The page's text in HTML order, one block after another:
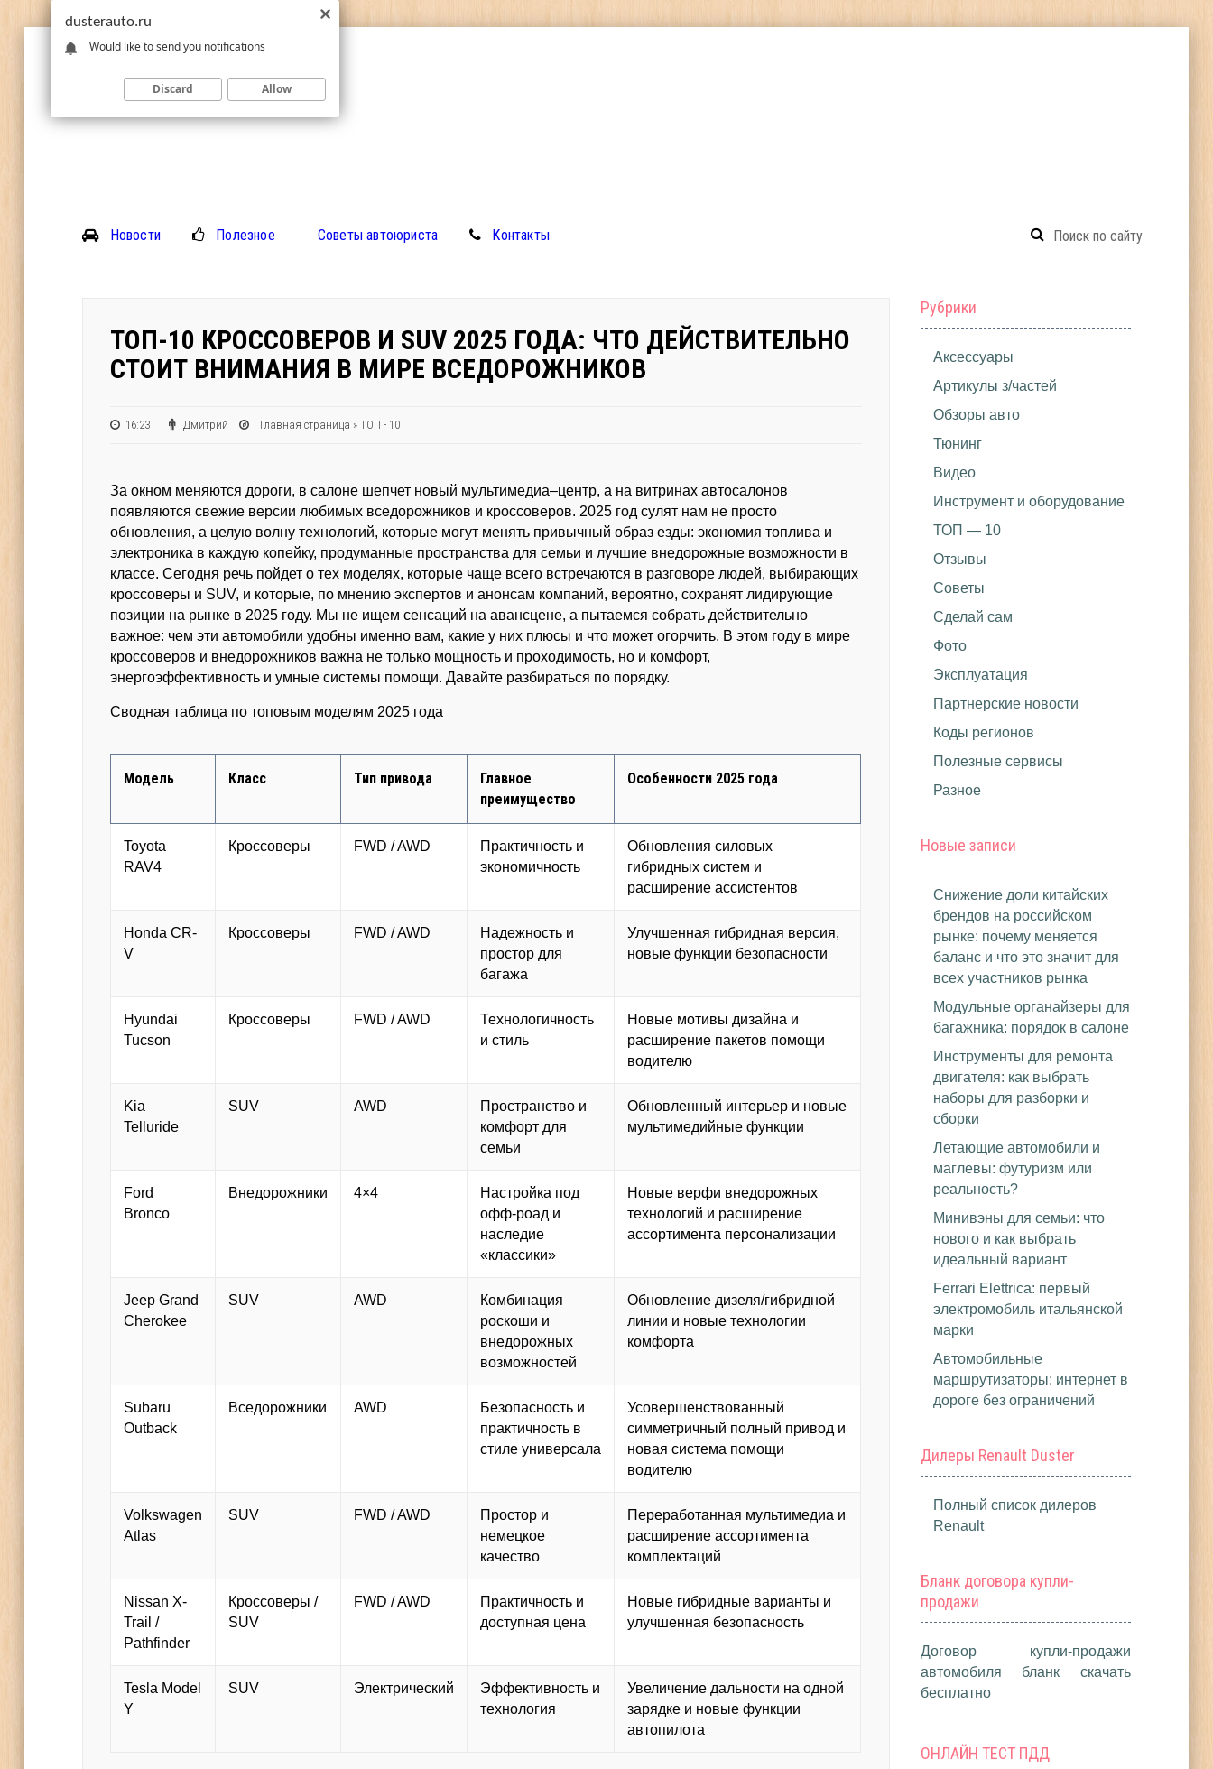
Новости Полезное Советы автоюриста Контакты
ТОП-10 КРОССОВЕРОВ И SUV 2025 ГОДА: ЧТО ДЕЙСТВИТЕЛЬНО
СТОИТ ВНИМАНИЯ В МИРЕ ВСЕДОРОЖНИКОВ
16:23 Дмитрий Главная страница »ТОП - 10
За окном меняются дороги, в салоне шепчет новый мультимедиа–центр, а на витринах автосалонов
появляются свежие версии любимых вседорожников и кроссоверов. 2025 год сулят нам не просто
обновления, а целую волну технологий, которые могут менять привычный образ езды: экономия топлива и
электроника в каждую копейку, продуманные пространства для семьи и лучшие внедорожные возможности в
классе. Сегодня речь пойдет о тех моделях, которые чаще всего встречаются в разговоре людей, выбирающих
кроссоверы и SUV, и которые, по мнению экспертов и анонсам компаний, вероятно, сохранят лидирующие
позиции на рынке в 2025 году. Мы не ищем сенсаций на авансцене, а пытаемся собрать действительно
важное: чем эти автомобили удобны именно вам, какие у них плюсы и что может огорчить. В этом году в мире
кроссоверов и внедорожников важна не только мощность и проходимость, но и комфорт,
энергоэффективность и умные системы помощи. Давайте разбираться по порядку.
Сводная таблица по топовым моделям 2025 года
Модель Класс Тип привода
Главное
преимущество
Особенности 2025 года
Toyota
RAV4
Кроссоверы FWD / AWD
Практичность и
экономичность
Обновления силовых
гибридных систем и
расширение ассистентов
Honda CR-
V
Кроссоверы FWD / AWD
Надежность и
простор для
багажа
Улучшенная гибридная версия,
новые функции безопасности
Hyundai
Tucson
Кроссоверы FWD / AWD
Технологичность
и стиль
Новые мотивы дизайна и
расширение пакетов помощи
водителю
Kia
Telluride
SUV AWD
Пространство и
комфорт для
семьи
Обновленный интерьер и новые
мультимедийные функции
Ford
Bronco
Внедорожники 4×4
Настройка под
офф‑роад и
наследие
«классики»
Новые верфи внедорожных
технологий и расширение
ассортимента персонализации
Jeep Grand
Cherokee
SUV AWD
Комбинация
роскоши и
внедорожных
возможностей
Обновление дизеля/гибридной
линии и новые технологии
комфорта
Subaru
Outback
Вседорожники AWD
Безопасность и
практичность в
стиле универсала
Усовершенствованный
симметричный полный привод и
новая система помощи
водителю
Volkswagen
Atlas
SUV FWD / AWD
Простор и
немецкое
качество
Переработанная мультимедиа и
расширение ассортимента
комплектаций
Nissan X-
Trail /
Pathfinder
Кроссоверы /
SUV
FWD / AWD
Практичность и
доступная цена
Новые гибридные варианты и
улучшенная безопасность
Tesla Model
Y
SUV Электрический
Эффективность и
технология
Увеличение дальности на одной
зарядке и новые функции
автопилота
Рубрики
Аксессуары
Артикулы з/частей
Обзоры авто
Тюнинг
Видео
Инструмент и оборудование
ТОП — 10
Отзывы
Советы
Сделай сам
Фото
Эксплуатация
Партнерские новости
Коды регионов
Полезные сервисы
Разное
Новые записи
Снижение доли китайских
брендов на российском
рынке: почему меняется
баланс и что это значит для
всех участников рынка
Модульные органайзеры для
багажника: порядок в салоне
Инструменты для ремонта
двигателя: как выбрать
наборы для разборки и
сборки
Летающие автомобили и
маглевы: футуризм или
реальность?
Минивэны для семьи: что
нового и как выбрать
идеальный вариант
Ferrari Elettrica: первый
электромобиль итальянской
марки
Автомобильные
маршрутизаторы: интернет в
дороге без ограничений
Дилеры Renault Duster
Полный список дилеров
Renault
Бланк договора купли-
продажи
Договор купли-продажи
автомобиля бланк скачать
бесплатно
ОНЛАЙН ТЕСТ ПДД
dusterauto.ru
Would like to send you notifications
Discard Allow